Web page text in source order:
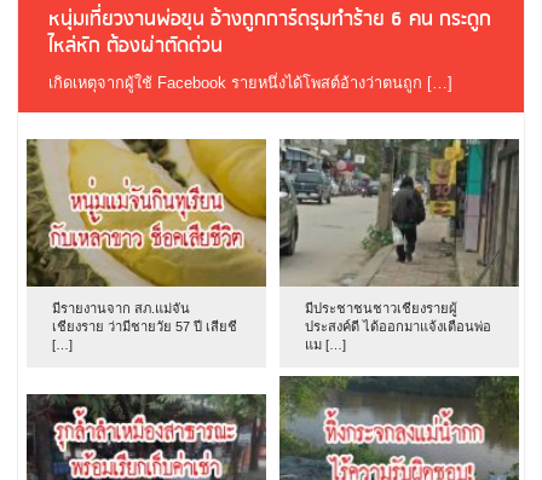
หนุ่มเที่ยวงานพ่อขุน อ้างถูกการ์ดรุมทำร้าย 6 คน กระดูก
ไหล่หัก ต้องผ่าตัดด่วน
เกิดเหตุจากผู้ใช้ Facebook รายหนึ่งได้โพสต์อ้างว่าตนถูก […]
มีรายงานจาก สภ.แม่จัน
เชียงราย ว่ามีชายวัย 57 ปี เสียชี
[…]
มีประชาชนชาวเชียงรายผู้
ประสงค์ดี ได้ออกมาแจ้งเตือนพ่อ
แม […]